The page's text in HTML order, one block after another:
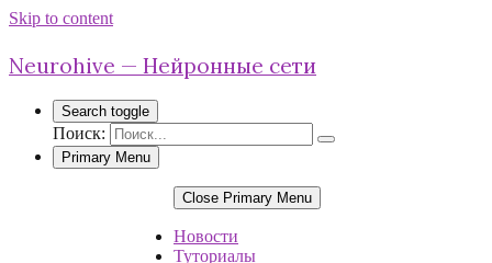
Skip to content
Neurohive — Нейронные сети
Search toggle
Поиск:
Primary Menu
Close Primary Menu
Новости
Туториалы